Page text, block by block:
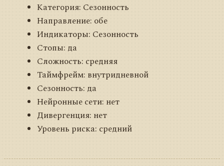
Категория: Сезонность
Направление: обе
Индикаторы: Сезонность
Стопы: да
Сложность: средняя
Таймфрейм: внутридневной
Сезонность: да
Нейронные сети: нет
Дивергенция: нет
Уровень риска: средний